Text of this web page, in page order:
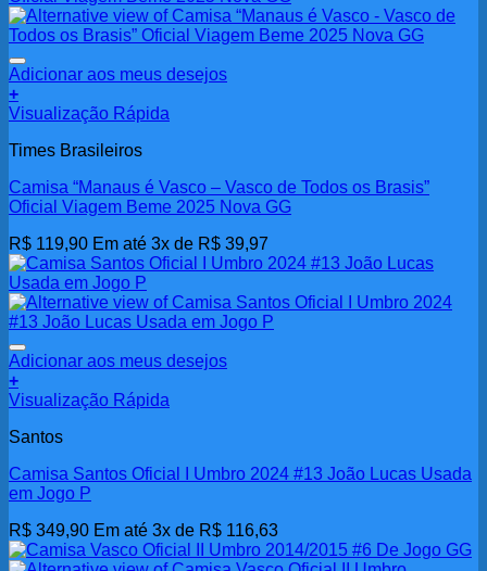
Adicionar aos meus desejos
+
Visualização Rápida
Times Brasileiros
Camisa “Manaus é Vasco – Vasco de Todos os Brasis”
Oficial Viagem Beme 2025 Nova GG
R$ 119,90 Em até 3x de R$ 39,97
Adicionar aos meus desejos
+
Visualização Rápida
Santos
Camisa Santos Oficial I Umbro 2024 #13 João Lucas Usada
em Jogo P
R$ 349,90 Em até 3x de R$ 116,63